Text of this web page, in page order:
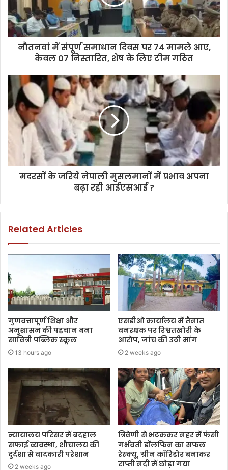
नौतनवां में संपूर्ण समाधान दिवस पर 74 मामले आए,
केवल 07 निस्तारित, शेष के लिए टीम गठित
मदरसों के जरिये नेपाली मुसलमानों में प्रभाव अपना
बढ़ा रही आईएसआई ?
Related Articles
गुणवत्तापूर्ण शिक्षा और
अनुशासन की पहचान बना
सावित्री पब्लिक स्कूल
13 hours ago
एसडीओ कार्यालय में तैनात
वनरक्षक पर रिश्वतखोरी के
आरोप, जांच की उठी मांग
2 weeks ago
न्यायालय परिसर में बदहाल
सफाई व्यवस्था, शौचालय की
दुर्दशा से वादकारी परेशान
2 weeks ago
त्रिवेणी से भटककर नहर में फंसी
गर्भवती डॉलफिन का सफल
रेस्क्यू, ग्रीन कॉरिडोर बनाकर
राप्ती नदी में छोड़ा गया